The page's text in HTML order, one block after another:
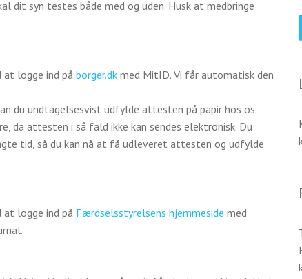
dit syn testes både med og uden. Husk at medbringe
logge ind på borger.dk med MitID. Vi får automatisk den
du undtagelsesvist udfylde attesten på papir hos os.
attesten i så fald ikke kan sendes elektronisk. Du
tid, så du kan nå at få udleveret attesten og udfylde
logge ind på Færdselsstyrelsens hjemmeside med